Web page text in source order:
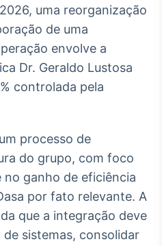
no Brasil
Broadcast
White Label
Plataforma para
Broadcast
OTC
Plataforma para
negociação de
ativos
uma reorganização
de uma
envolve a
Dr. Geraldo Lustosa
controlada pela
processo de
do grupo, com foco
no ganho de eficiência
por fato relevante. A
que a integração deve
sistemas, consolidar